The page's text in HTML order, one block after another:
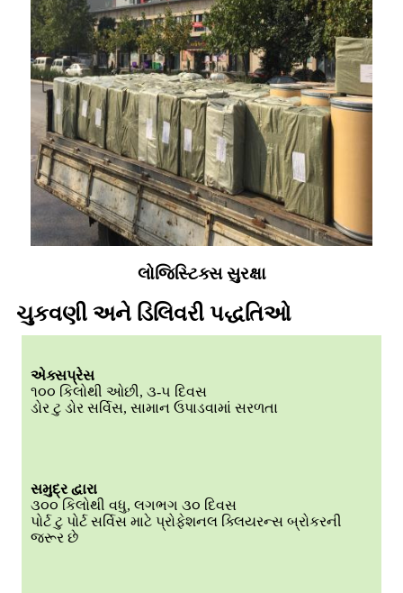
લોજિસ્ટિક્સ સુરક્ષા
ચુકવણી અને ડિલિવરી પદ્ધતિઓ
એક્સપ્રેસ
૧૦૦ કિલોથી ઓછી, ૩-૫ દિવસ
ડોર ટુ ડોર સર્વિસ, સામાન ઉપાડવામાં સરળતા
સમુદ્ર દ્વારા
૩૦૦ કિલોથી વધુ, લગભગ ૩૦ દિવસ
પોર્ટ ટુ પોર્ટ સર્વિસ માટે પ્રોફેશનલ ક્લિયરન્સ બ્રોકરની
જરૂર છે